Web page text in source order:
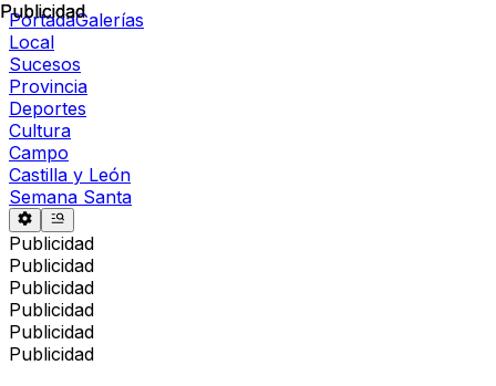
PortadaGalerías
Local
Sucesos
Provincia
Deportes
Cultura
Campo
Castilla y León
Semana Santa
Publicidad
Publicidad
Publicidad
Publicidad
Publicidad
Publicidad
Publicidad
Publicidad